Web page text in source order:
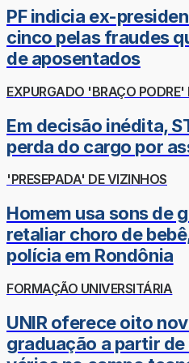
PF indicia ex-
cinco pelas fraudes
de aposentados
EXPURGADO 'BRAÇO
Em decisão inédita,
perda do cargo por
'PRESEPADA' DE VIZINHOS
Homem usa sons de
retaliar choro de
polícia em Rondônia
FORMAÇÃO UNIVERSITÁRIA
UNIR oferece oito
graduação a partir